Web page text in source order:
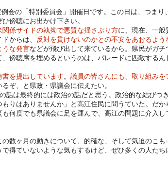
会の「特別委員会」開催日です。この日は、つまり
傍聴にお出かけ下さい。
関係サイドの執拗で悪質な揺さぶり方に、現在、一般
からは、
反対を貫けないのかとの不安をあおるよう
うな発言などが飛び出して来ているから。県民がガチ
傍聴席を埋めるというのは、パレードに匹敵するん
を提出しています。 議員の皆さんにも、取り組みを
ぞ、と県政・県議会に伝えたい。
話は最終的には政治の話だと思う。政治的な結びつ
りはありませんか」と高江住民に問うていた。だか
何度でも県議会に足を運んで、高江の問題に介入し
数ヶ月の動きについて、的確な、そして気迫のこも
得ていないような気もするけど、ぜひ多くの人たち